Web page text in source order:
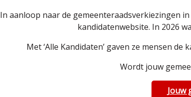
In aanloop naar de gemeenteraadsverkiezingen
kandidatenwebsite. In 2026
Met ‘Alle Kandidaten’ gaven ze mensen
Wordt jouw
Jouw